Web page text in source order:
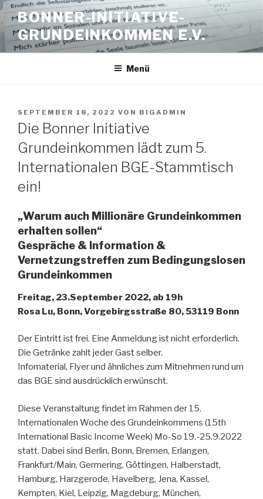
Zum
Inhalt
springen
BONNER-INITIATIVE-
GRUNDEINKOMMEN E.V.
Menü
VERÖFFENTLICHT
AM
SEPTEMBER 18, 2022 VON BIGADMIN
Die Bonner Initiative
Grundeinkommen lädt zum 5.
Internationalen BGE-Stammtisch
ein!
„Warum auch Millionäre Grundeinkommen
erhalten sollen“
Gespräche & Information &
Vernetzungstreffen zum Bedingungslosen
Grundeinkommen
Freitag, 23.September 2022, ab 19h
Rosa Lu, Bonn, Vorgebirgsstraße 80, 53119 Bonn
Der Eintritt ist frei. Eine Anmeldung ist nicht erforderlich.
Die Getränke zahlt jeder Gast selber.
Infomaterial, Flyer und ähnliches zum Mitnehmen rund um
das BGE sind ausdrücklich erwünscht.
Diese Veranstaltung findet im Rahmen der 15.
Internationalen Woche des Grundeinkommens (15th
International Basic Income Week) Mo-So 19.-25.9.2022
statt. Dabei sind Berlin, Bonn, Bremen, Erlangen,
Frankfurt/Main, Germering, Göttingen, Halberstadt,
Hamburg, Harzgerode, Havelberg, Jena, Kassel,
Kempten, Kiel, Leipzig, Magdeburg, München,